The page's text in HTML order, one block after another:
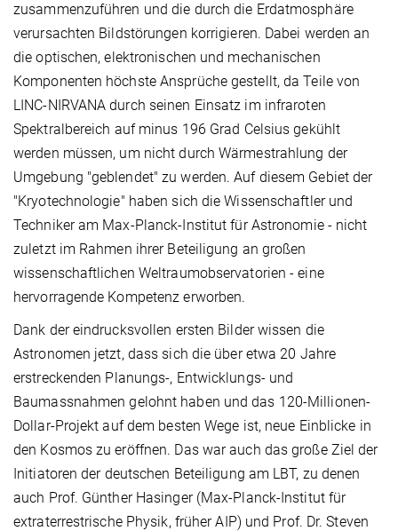
zusammenzuführen und die durch die Erdatmosphäre
verursachten Bildstörungen korrigieren. Dabei werden an
die optischen, elektronischen und mechanischen
Komponenten höchste Ansprüche gestellt, da Teile von
LINC-NIRVANA durch seinen Einsatz im infraroten
Spektralbereich auf minus 196 Grad Celsius gekühlt
werden müssen, um nicht durch Wärmestrahlung der
Umgebung "geblendet" zu werden. Auf diesem Gebiet der
"Kryotechnologie" haben sich die Wissenschaftler und
Techniker am Max-Planck-Institut für Astronomie - nicht
zuletzt im Rahmen ihrer Beteiligung an großen
wissenschaftlichen Weltraumobservatorien - eine
hervorragende Kompetenz erworben.
Dank der eindrucksvollen ersten Bilder wissen die
Astronomen jetzt, dass sich die über etwa 20 Jahre
erstreckenden Planungs-, Entwicklungs- und
Baumassnahmen gelohnt haben und das 120-Millionen-
Dollar-Projekt auf dem besten Wege ist, neue Einblicke in
den Kosmos zu eröffnen. Das war auch das große Ziel der
Initiatoren der deutschen Beteiligung am LBT, zu denen
auch Prof. Günther Hasinger (Max-Planck-Institut für
extraterrestrische Physik, früher AIP) und Prof. Dr. Steven